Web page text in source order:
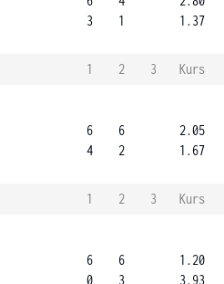
3
1
1.37
1 2 3
Kurs
6
4
6
2
2.05
1.67
1 2 3
Kurs
6
0
6
3
1.20
3.93